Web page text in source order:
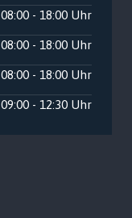
08:00 - 18:00 Uhr
08:00 - 18:00 Uhr
08:00 - 18:00 Uhr
09:00 - 12:30 Uhr